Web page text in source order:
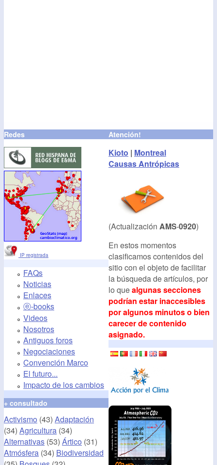
Redes
IP registrada
FAQs
Noticias
Enlaces
ⓔ-books
Videos
Nosotros
Antiguos foros
Negociaciones
Convención Marco
El futuro...
Impacto de los cambios
+ consultado
Activismo (43) Adaptación
(34) Agricultura (34)
Alternativas (53) Ártico (31)
Atmósfera (34) Biodiversidad
Atención!
Kioto | Montreal
Causas Antrópicas
(Actualización AMS·0920)
En estos momentos
clasificamos contenidos del
sitio con el objeto de facilitar
la búsqueda de artículos, por
lo quealgunas secciones
podrían estar inaccesibles
por algunos minutos o bien
carecer de contenido
asignado.